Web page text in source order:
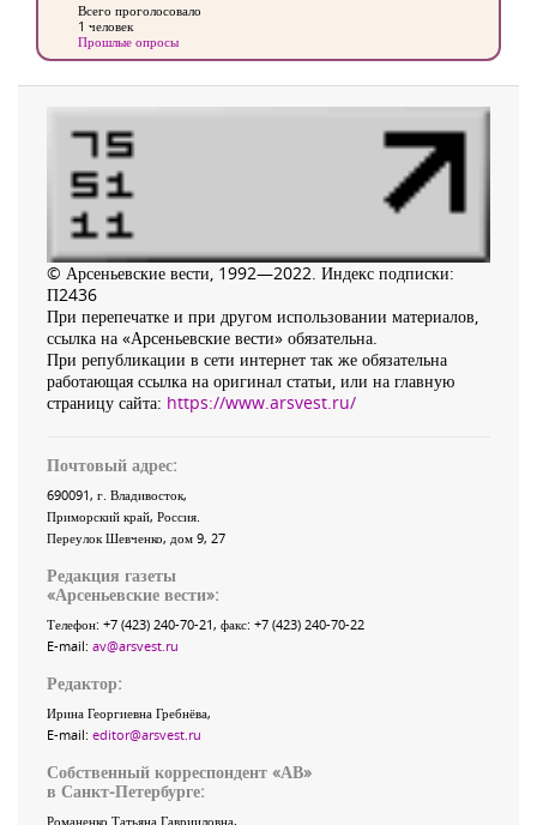
Всего проголосовало
1 человек
Прошлые опросы
© Арсеньевские вести, 1992—2022. Индекс подписки:
П2436
При перепечатке и при другом использовании материалов,
ссылка на «Арсеньевские вести» обязательна.
При републикации в сети интернет так же обязательна
работающая ссылка на оригинал статьи, или на главную
страницу сайта: https://www.arsvest.ru/
Почтовый адрес:
690091, г. Владивосток,
Приморский край, Россия.
Переулок Шевченко, дом 9, 27
Редакция газеты
«Арсеньевские вести»:
Телефон: +7 (423) 240-70-21, факс: +7 (423) 240-70-22
E-mail: av@arsvest.ru
Редактор:
Ирина Георгиевна Гребнёва,
E-mail: editor@arsvest.ru
Собственный корреспондент «АВ»
в Санкт-Петербурге:
Романенко Татьяна Гаврииловна,